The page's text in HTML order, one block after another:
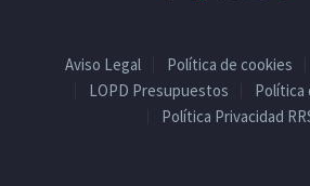
Aviso Legal Política de cookies
LOPD Presupuestos
Política
Política Privacidad